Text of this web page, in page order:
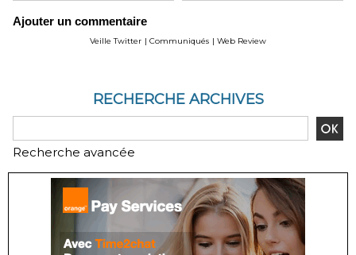
Geography - Global
Forecast and Analysis to
Zhang
Ajouter un commentaire
Veille Twitter | Communiqués | Web Review
RECHERCHE ARCHIVES
Recherche avancée